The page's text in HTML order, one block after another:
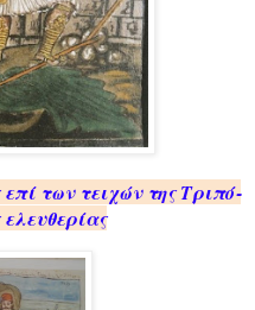
των τει­χών της Τρι­πό­